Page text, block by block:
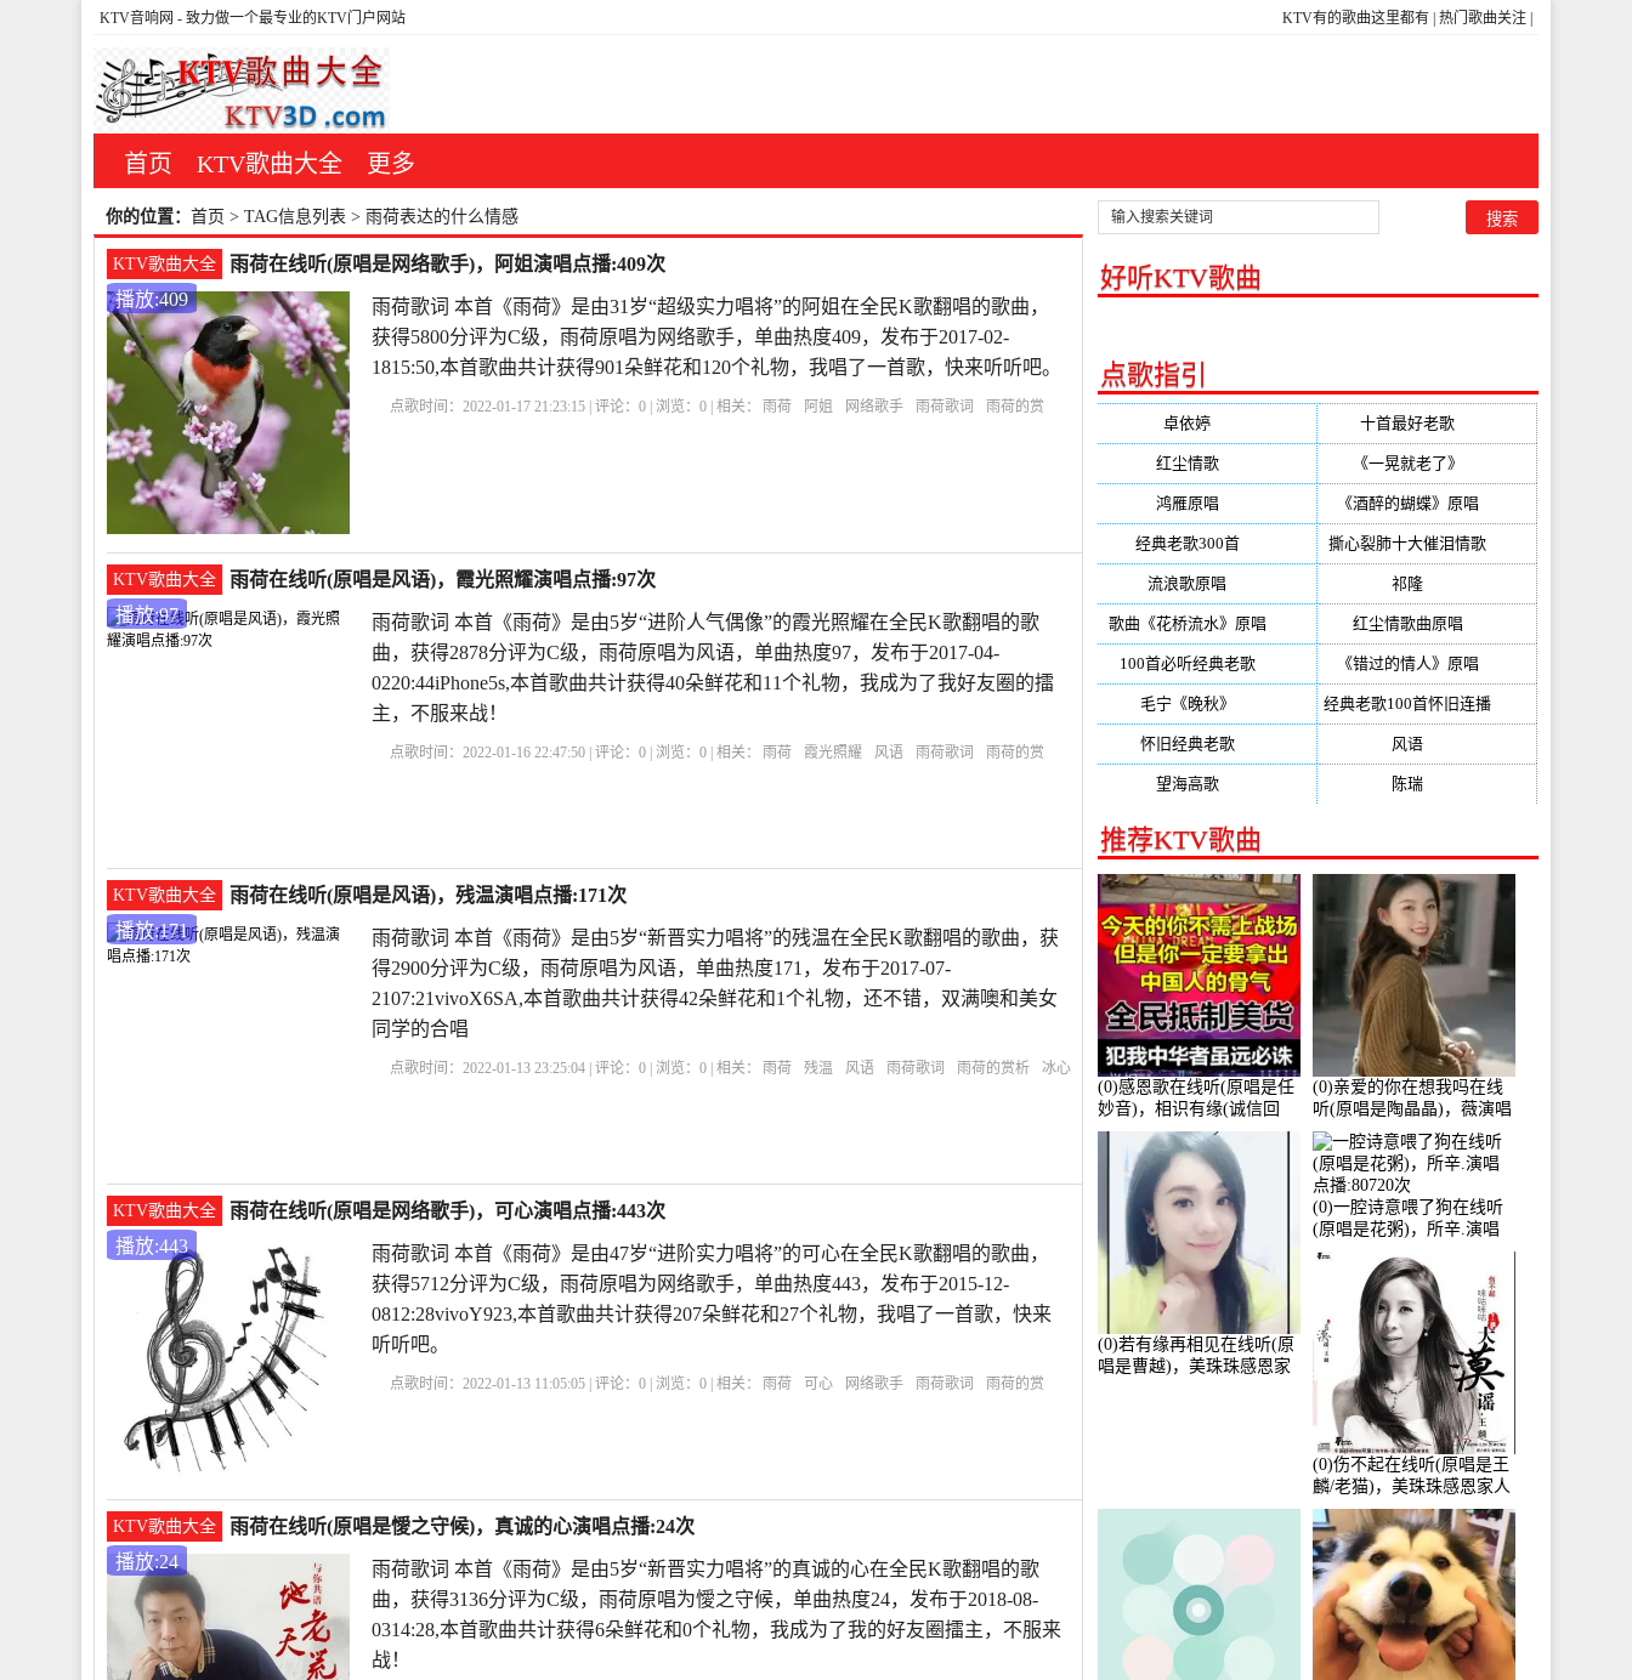
KTV有的歌曲这里都有 热门歌曲关注
KTV音响网 - 致力做一个最专业的KTV门户网站
首页 KTV歌曲大全 更多
你的位置： 首页 > TAG信息列表 > 雨荷表达的什么情感
KTV歌曲大全
雨荷在线听(原唱是网络歌手)，阿姐演唱点播:409次
播放:409
雨荷歌词 本首《雨荷》是由31岁“超级实力唱将”的阿姐在全民K歌翻唱的歌曲，
获得5800分评为C级，雨荷原唱为网络歌手，单曲热度409，发布于2017-02-
1815:50,本首歌曲共计获得901朵鲜花和120个礼物，我唱了一首歌，快来听听吧。
点歌时间：2022-01-17 21:23:15 | 评论：0 | 浏览：0 | 相关： 雨荷 阿姐 网络歌手 雨荷歌词
雨荷的赏
KTV歌曲大全
雨荷在线听(原唱是风语)，霞光照耀演唱点播:97次
播放:97
雨荷歌词 本首《雨荷》是由5岁“进阶人气偶像”的霞光照耀在全民K歌翻唱的歌
曲，获得2878分评为C级，雨荷原唱为风语，单曲热度97，发布于2017-04-
0220:44iPhone5s,本首歌曲共计获得40朵鲜花和11个礼物，我成为了我好友圈的擂
主，不服来战！
点歌时间：2022-01-16 22:47:50 | 评论：0 | 浏览：0 | 相关： 雨荷 霞光照耀 风语 雨荷歌词
雨荷的赏
KTV歌曲大全
雨荷在线听(原唱是风语)，残温演唱点播:171次
播放:171
雨荷歌词 本首《雨荷》是由5岁“新晋实力唱将”的残温在全民K歌翻唱的歌曲，获
得2900分评为C级，雨荷原唱为风语，单曲热度171，发布于2017-07-
2107:21vivoX6SA,本首歌曲共计获得42朵鲜花和1个礼物，还不错，双满噢和美女
同学的合唱
点歌时间：2022-01-13 23:25:04 | 评论：0 | 浏览：0 | 相关： 雨荷 残温 风语 雨荷歌词 雨荷的赏析
冰心
KTV歌曲大全
雨荷在线听(原唱是网络歌手)，可心演唱点播:443次
播放:443
雨荷歌词 本首《雨荷》是由47岁“进阶实力唱将”的可心在全民K歌翻唱的歌曲，
获得5712分评为C级，雨荷原唱为网络歌手，单曲热度443，发布于2015-12-
0812:28vivoY923,本首歌曲共计获得207朵鲜花和27个礼物，我唱了一首歌，快来
听听吧。
点歌时间：2022-01-13 11:05:05 | 评论：0 | 浏览：0 | 相关： 雨荷 可心 网络歌手 雨荷歌词
雨荷的赏
KTV歌曲大全
雨荷在线听(原唱是懓之守候)，真诚的心演唱点播:24次
播放:24
雨荷歌词 本首《雨荷》是由5岁“新晋实力唱将”的真诚的心在全民K歌翻唱的歌
曲，获得3136分评为C级，雨荷原唱为懓之守候，单曲热度24，发布于2018-08-
0314:28,本首歌曲共计获得6朵鲜花和0个礼物，我成为了我的好友圈擂主，不服来
战！
好听KTV歌曲
点歌指引
卓依婷 十首最好老歌
红尘情歌(296) 《一晃就老了》
鸿雁原唱 《酒醉的蝴蝶》原唱
经典老歌300首(203) 撕心裂肺十大催泪情歌
流浪歌原唱 祁隆
歌曲《花桥流水》原唱 红尘情歌曲原唱
100首必听经典老歌(150) 《错过的情人》原唱
毛宁《晚秋》 经典老歌100首怀旧连播
怀旧经典老歌(133) 风语
望海高歌(131) 陈瑞
推荐KTV歌曲
(0)感恩歌在线听(原唱是任
妙音)，相识有缘(诚信回
访)演唱点播:161288次
(0)亲爱的你在想我吗在线
听(原唱是陶晶晶)，薇演唱
点播:159722次
(0)若有缘再相见在线听(原
唱是曹越)，美珠珠感恩家
(0)一腔诗意喂了狗在线听
(原唱是花粥)，所辛.演唱
点播:80720次
(0)伤不起在线听(原唱是王
麟/老猫)，美珠珠感恩家人
演唱点播:80218次